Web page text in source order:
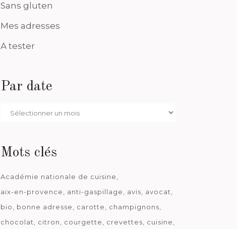
Sans gluten
Mes adresses
A tester
Par date
Par
Mots clés
Académie nationale de cuisine
aix-en-provence
anti-gaspillage avis
avocat
bio
bonne adresse carotte
champignons
chocolat
citron courgette crevettes
cuisine